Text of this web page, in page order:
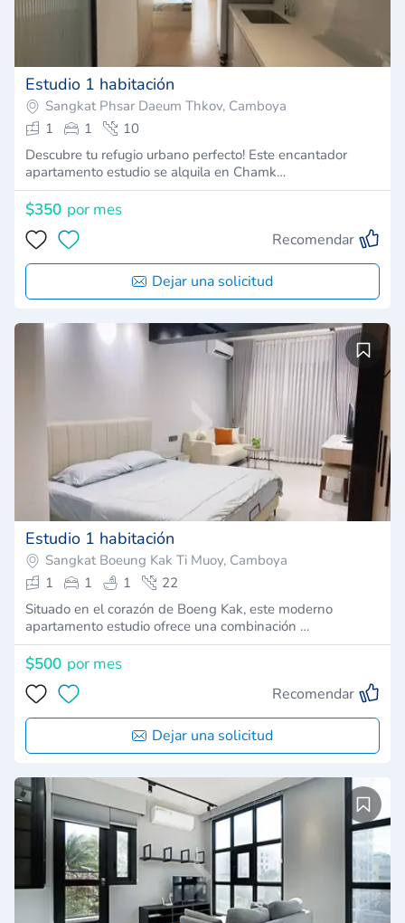
Estudio 1 habitación
Sangkat Phsar Daeum Thkov, Camboya
1
1
10
Descubre tu refugio urbano perfecto! Este encantador
apartamento estudio se alquila en Chamk…
$350 por mes
Recomendar
Dejar una solicitud
Estudio 1 habitación
Sangkat Boeung Kak Ti Muoy, Camboya
1
1 1
22
Situado en el corazón de Boeng Kak, este moderno
apartamento estudio ofrece una combinación …
$500 por mes
Recomendar
Dejar una solicitud